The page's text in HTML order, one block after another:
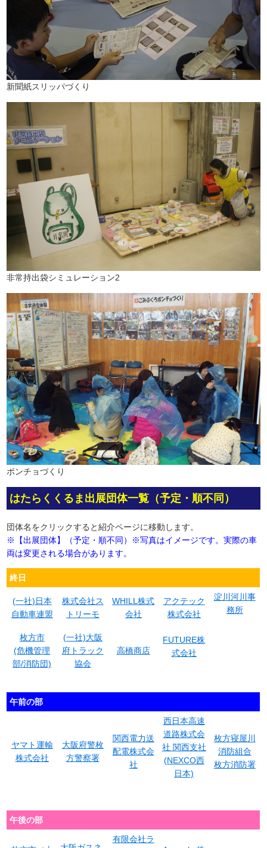
新聞紙スリッパづくり
非常持出袋シミュレーション2
ポンチョづくり
はたらくくるま出展団体一覧 （予定・順不同）
団体名をクリックすると紹介ページに移動します。
※【出展団体】（予定・順不同）※写真はイメージです。実際の車
両は変更される場合があります。
終日
(一社)日本
自動車連盟
株式会社ス
トリーモ
WHILL株式
会社
アクテック
株式会社
淀川河川事
務所
枚方市
(危機管理
部/消防団)
(一社)大阪
府トラック
協会
高橋商店
FUTURE株
式会社
午前の部
ヤマト運輸
株式会社
大阪府警枚
方警察署
関西電力送
配電株式会
社
西日本高速
道路株式会
社 関西支社
(NEXCO西
日本)
枚方寝屋川
消防組合
枚方消防署
午後の部
有限会社ラ